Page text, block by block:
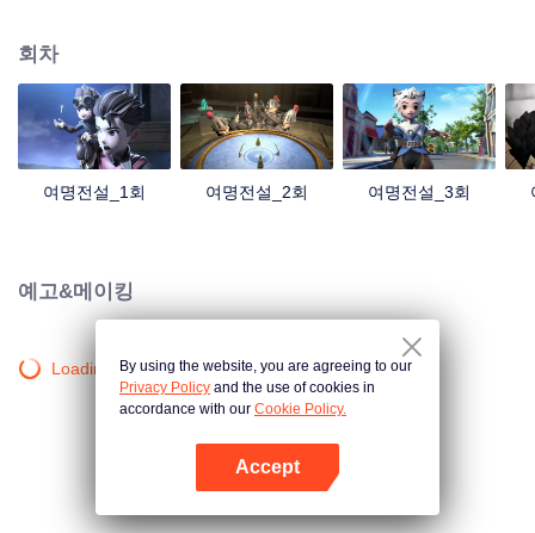
진짜 목적이 뭔지 알게 되는데...
회차
여명전설_1회 여명전설_2회 여명전설_3회
예고&메이킹
Loading…By using the website, you are agreeing to our
Privacy Policy and the use of cookies in
accordance with our Cookie Policy.
Accept